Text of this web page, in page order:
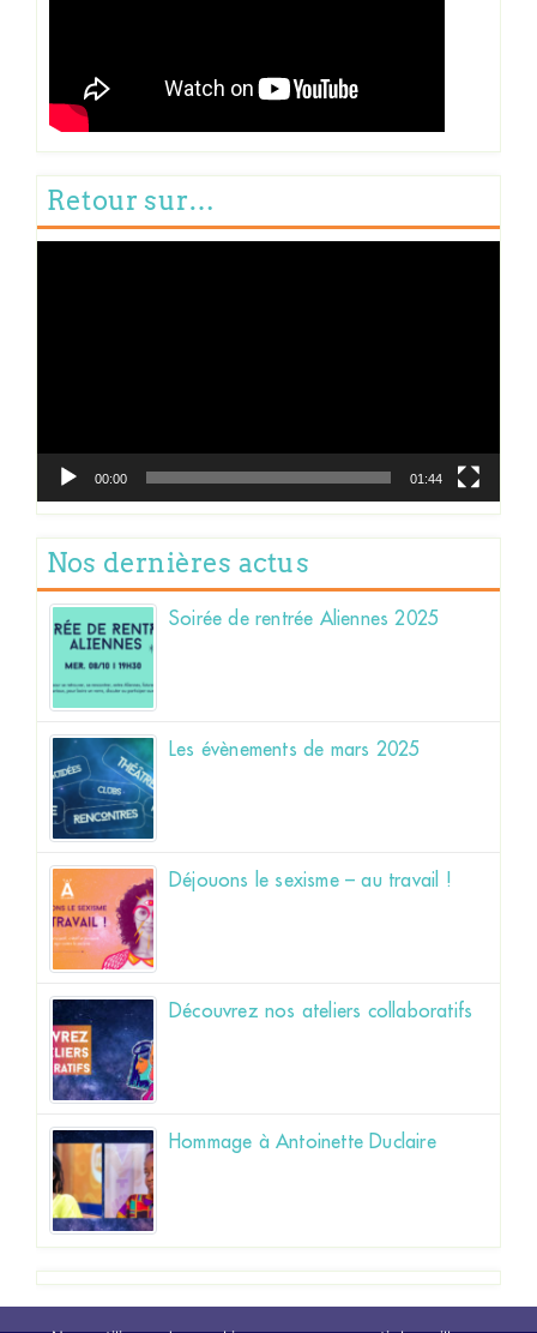
Retour sur…
00:00 01:44
Nos dernières actus
Soirée de rentrée Aliennes 2025
Les évènements de mars 2025
Déjouons le sexisme – au travail !
Découvrez nos ateliers collaboratifs
Hommage à Antoinette Duclaire